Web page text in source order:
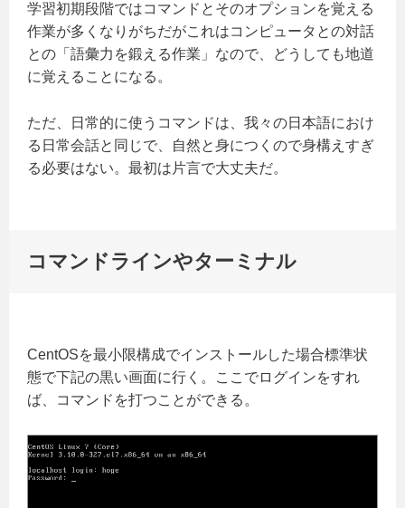
学習初期段階ではコマンドとそのオプションを覚える
作業が多くなりがちだがこれはコンピュータとの対話
との「語彙力を鍛える作業」なので、どうしても地道
に覚えることになる。
ただ、日常的に使うコマンドは、我々の日本語におけ
る日常会話と同じで、自然と身につくので身構えすぎ
る必要はない。最初は片言で大丈夫だ。
コマンドラインやターミナル
CentOSを最小限構成でインストールした場合標準状
態で下記の黒い画面に行く。ここでログインをすれ
ば、コマンドを打つことができる。